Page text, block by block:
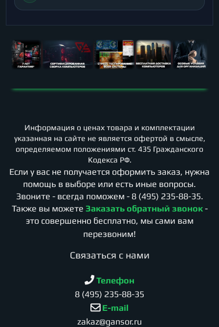
Информация о ценах товара и комплектации
указанная на сайте не является офертой в смысле,
определяемом положениями ст. 435 Гражданского
Кодекса РФ.
Если у вас не получается оформить заказ, нужна
помощь в выборе или есть иные вопросы.
Звоните - всегда поможем - 8 (495) 235-88-35.
Также вы можете Заказать обратный звонок -
это совершенно бесплатно, мы сами вам
перезвоним!
Cвязаться с нами
Телефон
8 (495) 235-88-35
E-mail
zakaz@gansor.ru